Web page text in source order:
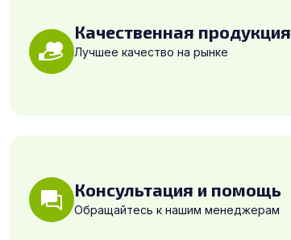
Качественная продукция
Лучшее качество на рынке
Консультация и помощь
Обращайтесь к нашим менеджерам